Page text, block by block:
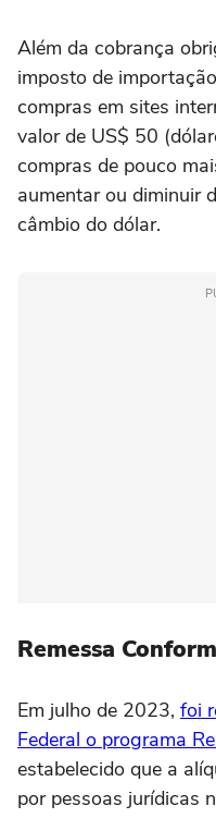
Além da cobrança
imposto de
compras em sites
valor de US$ 50
compras de pouco
aumentar ou diminuir
câmbio do dólar.
Remessa
Em julho de 2023, foi
Federal o programa
estabelecido que a
por pessoas jurídicas